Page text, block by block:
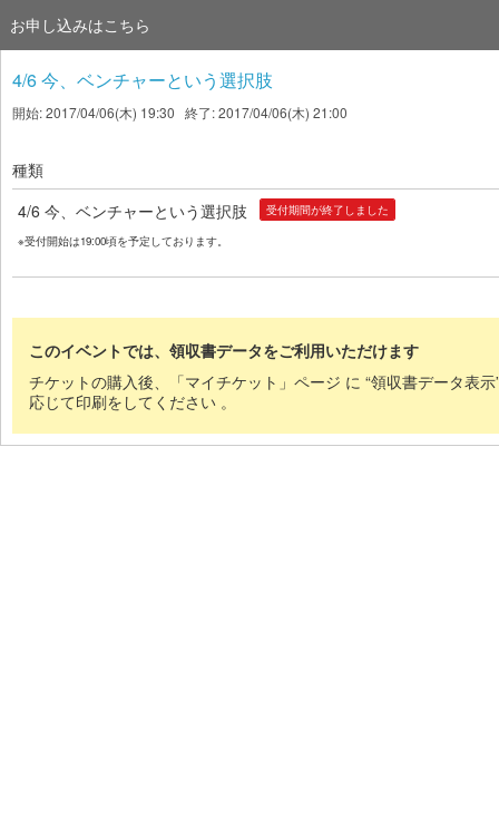
お申し込みはこちら
4/6 今、ベンチャーという選択肢
開始: 2017/04/06(木) 19:30 終了: 2017/04/06(木) 21:00
種類
4/6 今、ベンチャーという選択肢
受付期間が終了しました
※受付開始は19:00頃を予定しております。
このイベントでは、領収書データをご利用いただけます
チケットの購入後、「マイチケット」ページ に “領収書データ表
応じて印刷をしてください 。